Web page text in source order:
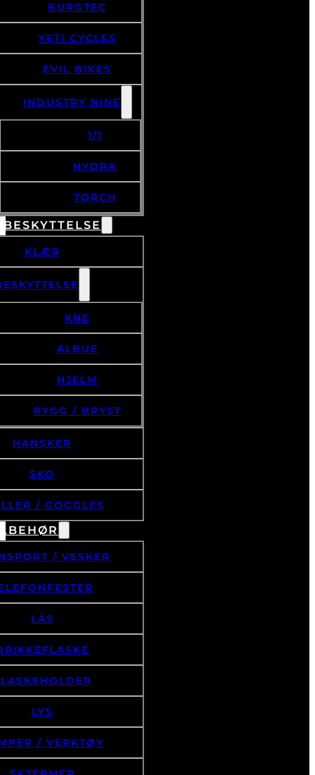
BURGTEC
YETI CYCLES
EVIL BIKES
INDUSTRY NINE
1/1
HYDRA
TORCH
KLÆR
KNE
ALBUE
HJELM
RYGG / BRYST
HANSKER
SKO
/ GOGGLES
/ VESKER
LÅS
LYS
/ VERKTØY